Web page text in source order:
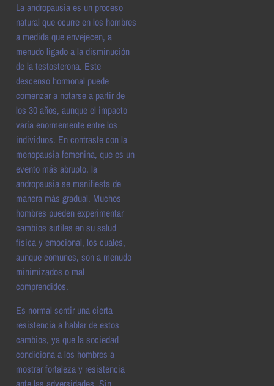
La andropausia es un proceso
natural que ocurre en los hombres
a medida que envejecen, a
menudo ligado a la disminución
de la testosterona. Este
descenso hormonal puede
comenzar a notarse a partir de
los 30 años, aunque el impacto
varía enormemente entre los
individuos. En contraste con la
menopausia femenina, que es un
evento más abrupto, la
andropausia se manifiesta de
manera más gradual. Muchos
hombres pueden experimentar
cambios sutiles en su salud
física y emocional, los cuales,
aunque comunes, son a menudo
minimizados o mal
comprendidos.
Es normal sentir una cierta
resistencia a hablar de estos
cambios, ya que la sociedad
condiciona a los hombres a
mostrar fortaleza y resistencia